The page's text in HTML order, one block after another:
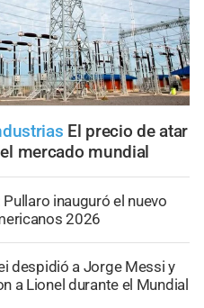
El precio de atar
mercado mundial
inauguró el nuevo
2026
despidió a Jorge Messi y
a Lionel durante el Mundial